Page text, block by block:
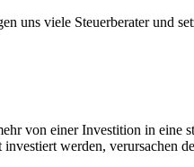
uns viele Steuerberater und
von einer Investition in eine
werden, verursachen